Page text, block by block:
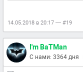
14.05.2018 в 20:17 — #19
I'm BaTMan
С нами: 3364 дня